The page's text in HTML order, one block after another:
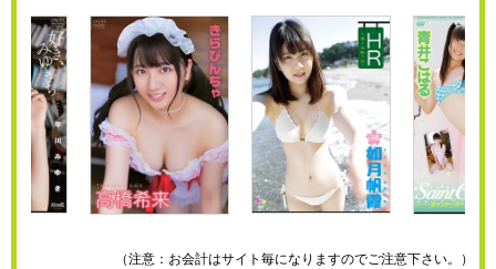
（注意：お会計はサイト毎になりますのでご注意下さい。）